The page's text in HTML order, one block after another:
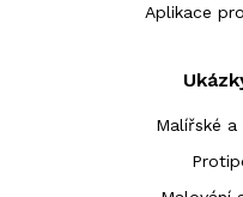
Aplikace
Malířské